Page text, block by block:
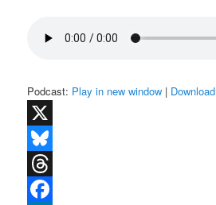
Podcast: Play in new window | Download
X
Bluesky
Threads